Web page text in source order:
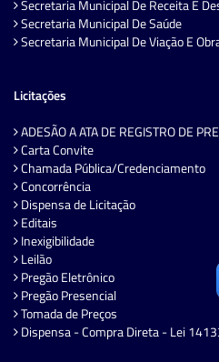
Secretaria Municipal De Receita E
Secretaria Municipal De Saúde
Secretaria Municipal De Viação E
Licitações
ADESÃO A ATA DE REGISTRO DE
Carta Convite
Chamada Pública/Credenciamento
Concorrência
Dispensa de Licitação
Editais
Inexigibilidade
Leilão
Pregão Eletrônico
Pregão Presencial
Tomada de Preços
Dispensa - Compra Direta - Lei